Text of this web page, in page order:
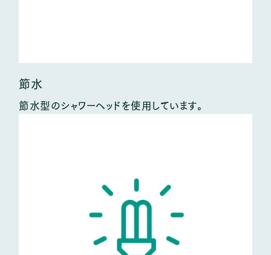
節水
節水型のシャワーヘッドを使用しています。